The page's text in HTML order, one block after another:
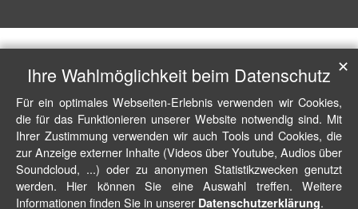
Ihre Wahlmöglichkeit beim Datenschutz
Für ein optimales Webseiten-Erlebnis verwenden wir Cookies,
die für das Funktionieren unserer Website notwendig sind. Mit
Ihrer Zustimmung verwenden wir auch Tools und Cookies, die
zur Anzeige externer Inhalte (Videos über Youtube, Audios über
Soundcloud, ...) oder zu anonymen Statistikzwecken genutzt
werden. Hier können Sie eine Auswahl treffen. Weitere
Informationen finden Sie in unserer Datenschutzerklärung.
✕